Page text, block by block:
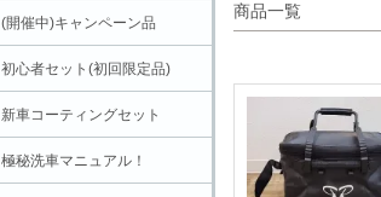
商品一覧
(開催中)キャンペーン品
初心者セット(初回限定品)
新車コーティングセット
極秘洗車マニュアル！